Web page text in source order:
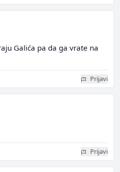
Galića pa da ga vrate na
Prijavi
Prijavi